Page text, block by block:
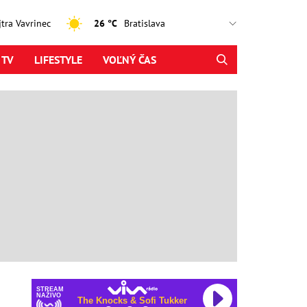
Vavrinec 26 °C
LIFESTYLE VOĽNÝ ČAS
STREAM
NAŽIVO
The Knocks & Sofi Tukker